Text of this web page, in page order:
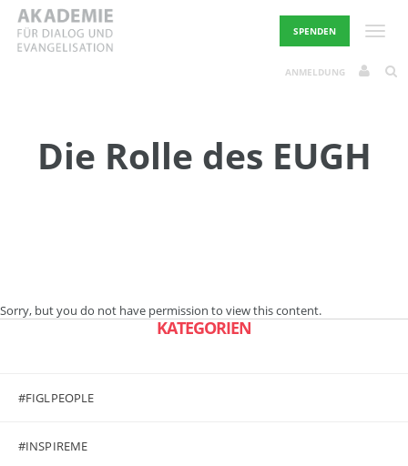
Skip
content
SPENDEN
ANMELDUNG
Die Rolle des EUGH
Sorry, but you do not have permission to view this content.
KATEGORIEN
#FIGLPEOPLE
#INSPIREME